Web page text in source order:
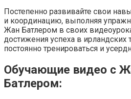
Постепенно развивайте свои
и координацию, выполняя
Жан Батлером в своих
достижения успеха в ирландских
постоянно тренироваться и
Обучающие видео с
Батлером: